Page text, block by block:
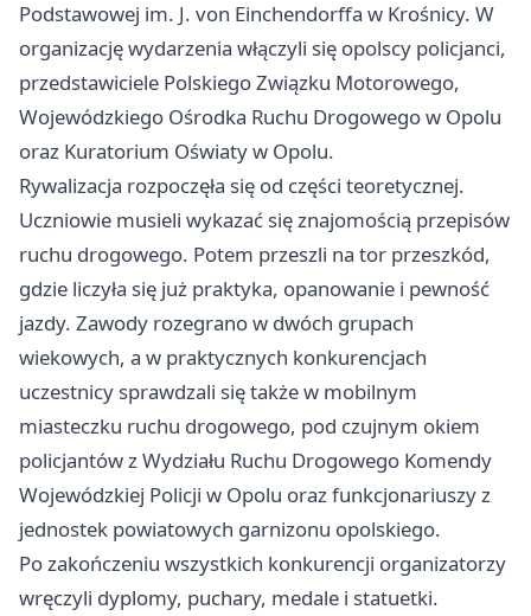
Podstawowej im. J. von Einchendorffa w Krośnicy. W
organizację wydarzenia włączyli się opolscy policjanci,
przedstawiciele Polskiego Związku Motorowego,
Wojewódzkiego Ośrodka Ruchu Drogowego w Opolu
oraz Kuratorium Oświaty w Opolu.
Rywalizacja rozpoczęła się od części teoretycznej.
Uczniowie musieli wykazać się znajomością przepisów
ruchu drogowego. Potem przeszli na tor przeszkód,
gdzie liczyła się już praktyka, opanowanie i pewność
jazdy. Zawody rozegrano w dwóch grupach
wiekowych, a w praktycznych konkurencjach
uczestnicy sprawdzali się także w mobilnym
miasteczku ruchu drogowego, pod czujnym okiem
policjantów z Wydziału Ruchu Drogowego Komendy
Wojewódzkiej Policji w Opolu oraz funkcjonariuszy z
jednostek powiatowych garnizonu opolskiego.
Po zakończeniu wszystkich konkurencji organizatorzy
wręczyli dyplomy, puchary, medale i statuetki.